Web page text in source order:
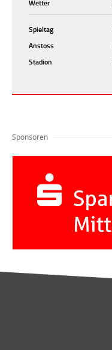
Wetter
Spieltag
Anstoss
Stadion
Sponsoren